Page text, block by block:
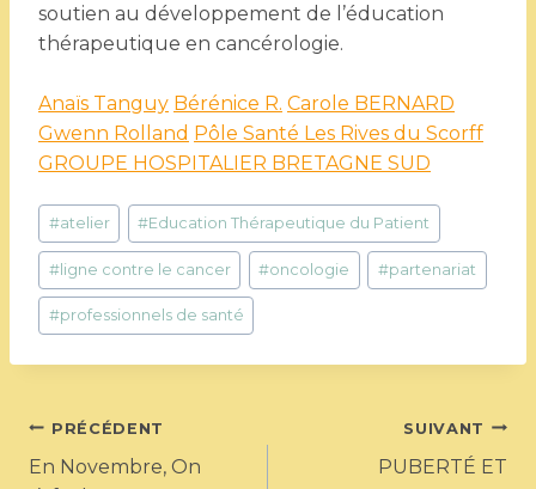
soutien au développement de l’éducation
thérapeutique en cancérologie.
Anaïs Tanguy Bérénice R. Carole BERNARD
Gwenn Rolland Pôle Santé Les Rives du Scorff
GROUPE HOSPITALIER BRETAGNE SUD
Étiquettes
de
la
publication :
#atelier #Education Thérapeutique du Patient
#ligne contre le cancer #oncologie #partenariat
#professionnels de santé
NAVIGATION
DE
PRÉCÉDENT
En Novembre, On
SUIVANT
PUBERTÉ ET